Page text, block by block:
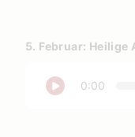
5. Februar: Heilige
Abspielen
0:00